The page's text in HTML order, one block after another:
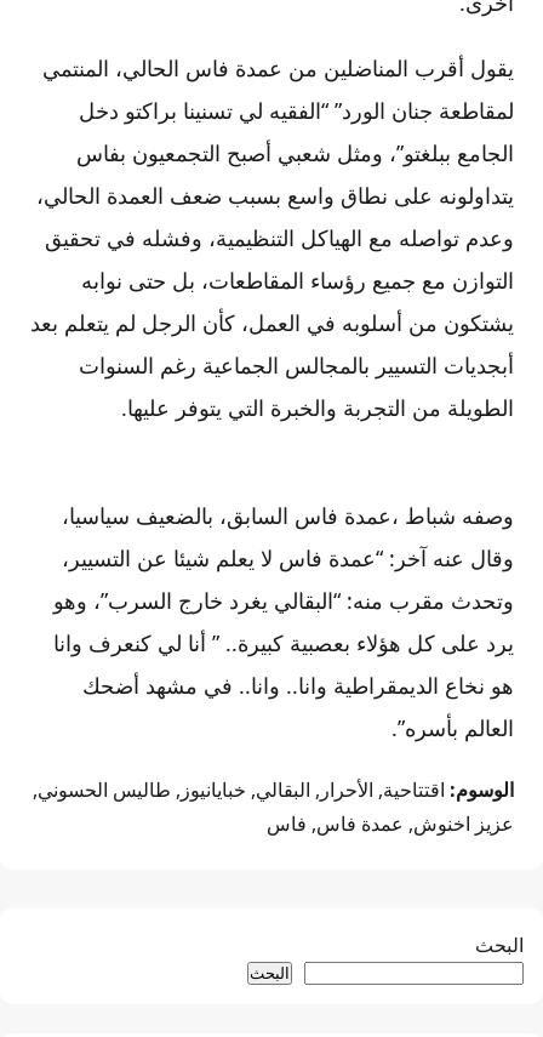
يقول أقرب المناضلين من عمدة فاس الحالي، المنتمي
لمقاطعة جنان الورد” “الفقيه لي تسنينا براكتو دخل
الجامع ببلغتو”، ومثل شعبي أصبح التجمعيون بفاس
يتداولونه على نطاق واسع بسبب ضعف العمدة الحالي،
وعدم تواصله مع الهياكل التنظيمية، وفشله في تحقيق
التوازن مع جميع رؤساء المقاطعات، بل حتى نوابه
يشتكون من أسلوبه في العمل، كأن الرجل لم يتعلم بعد
أبجديات التسيير بالمجالس الجماعية رغم السنوات
الطويلة من التجربة والخبرة التي يتوفر عليها.
وصفه شباط ،عمدة فاس السابق، بالضعيف سياسيا،
وقال عنه آخر: “عمدة فاس لا يعلم شيئا عن التسيير،
وتحدث مقرب منه: “البقالي يغرد خارج السرب”، وهو
يرد على كل هؤلاء بعصبية كبيرة.. ” أنا لي كنعرف وانا
هو نخاع الديمقراطية وانا.. وانا.. في مشهد أضحك
العالم بأسره”.
الوسوم: اقتتاحية, الأحرار , البقالي, خبايانيوز , طاليس الحسوني,
عزيز اخنوش, عمدة فاس, فاس
البحث
البحث